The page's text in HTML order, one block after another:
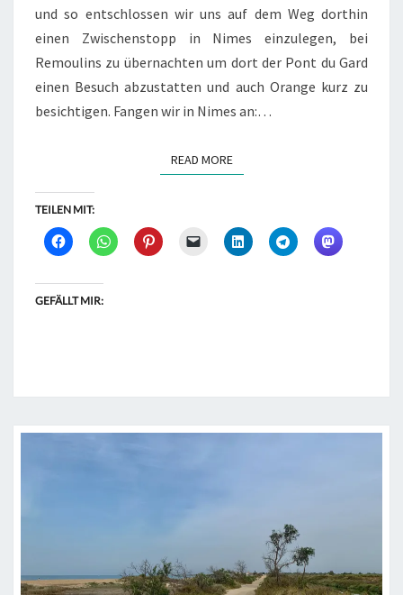
und so entschlossen wir uns auf dem Weg dorthin
einen Zwischenstopp in Nimes einzulegen, bei
Remoulins zu übernachten um dort der Pont du Gard
einen Besuch abzustatten und auch Orange kurz zu
besichtigen. Fangen wir in Nimes an:…
READ MOREREAD MORE
TEILEN MIT:
GEFÄLLT MIR: